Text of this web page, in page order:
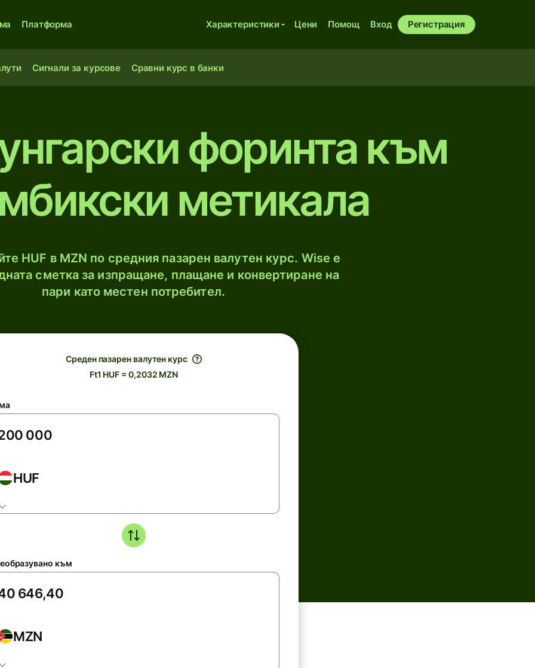
Платформа Характеристики Цени Помощ Вход Регистрация
Сигнали за курсове Сравни курс в банки
форинта към
метикалa
HUF в MZN по средния пазарен валутен курс. Wise е
сметка за изпращане, плащане и конвертиране на
пари като местен потребител.
Среден пазарен валутен курс
Ft1 HUF = 0,2032 MZN
HUF
към
MZN